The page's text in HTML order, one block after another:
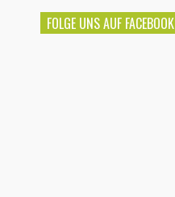
FOLGE UNS AUF FACEBOOK